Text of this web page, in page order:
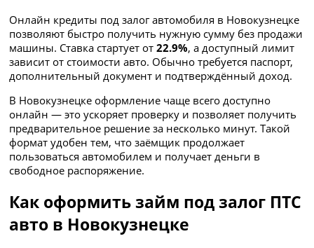
Онлайн кредиты под залог автомобиля в Новокузнецке
позволяют быстро получить нужную сумму без продажи
машины. Ставка стартует от22.9%, а доступный лимит
зависит от стоимости авто. Обычно требуется паспорт,
дополнительный документ и подтверждённый доход.
В Новокузнецке оформление чаще всего доступно
онлайн — это ускоряет проверку и позволяет получить
предварительное решение за несколько минут. Такой
формат удобен тем, что заёмщик продолжает
пользоваться автомобилем и получает деньги в
свободное распоряжение.
Как оформить займ под залог ПТС
авто в Новокузнецке